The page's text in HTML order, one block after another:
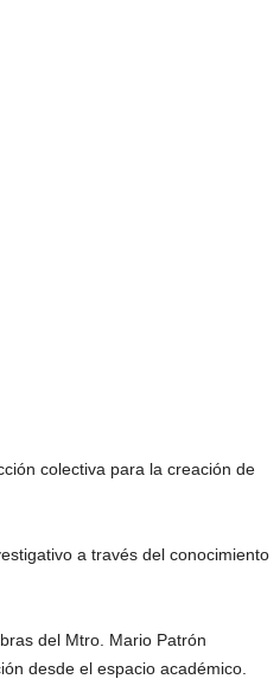
colectiva para la creación de
a través del conocimiento
del Mtro. Mario Patrón
desde el espacio académico.